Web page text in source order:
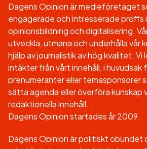
Dagens Opinion är medieföretaget
engagerade och intresserade proffs
opinionsbildning och digitalisering.
utveckla, utmana och underhålla vår
hjälp av journalistik av hög kvalitet. Vi
intäkter från vårt innehåll, i huvudsak
prenumeranter eller temasponsorer
sätta agenda eller överföra kunskap
redaktionella innehåll.
Dagens Opinion startades år 2009.
Dagens Opinion är politiskt obundet